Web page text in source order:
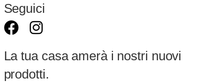
Seguici
La tua casa amerà i nostri nuovi
prodotti.